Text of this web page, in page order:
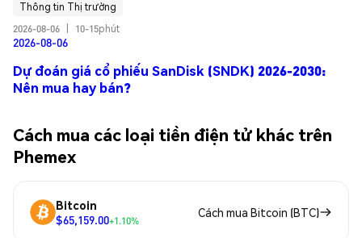
Thông tin Thị trường
2026-08-06
10-15phút
2026-08-06
Dự đoán giá cổ phiếu SanDisk (SNDK) 2026-2030:
Nên mua hay bán?
Cách mua các loại tiền điện tử khác trên
Phemex
Bitcoin
$65,159.00+1.10%
Cách mua Bitcoin (BTC)